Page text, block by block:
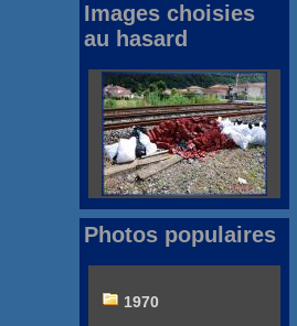
Images choisies
au hasard
Photos populaires
1970